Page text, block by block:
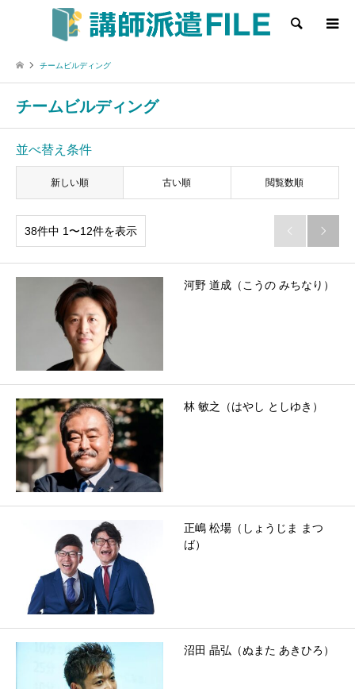
検索
チームビルディング
チームビルディング
並べ替え条件
新しい順 古い順 閲覧数順
38件中 1〜12件を表示  
河野 道成（こうの みちなり）
林 敏之（はやし としゆき）
正嶋 松場（しょうじま まつ
ば）
沼田 晶弘（ぬまた あきひろ）